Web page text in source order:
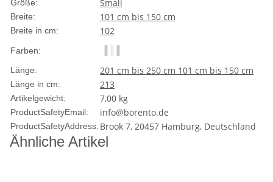
Größe: Small
Breite: 101 cm bis 150 cm
Breite in cm: 102
Farben:
Länge:
201 cm bis 250 cm 101 cm bis 150 cm
Länge in cm: 213
Artikelgewicht: 7,00 kg
ProductSafetyEmail: info@borento.de
ProductSafetyAddress: Brook 7, 20457 Hamburg, Deutschland
Ähnliche Artikel